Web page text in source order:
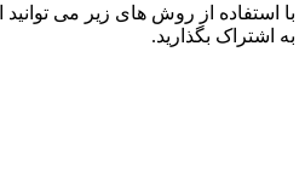
با استفاده از روش های زیر می
به اشتراک بگذارید.